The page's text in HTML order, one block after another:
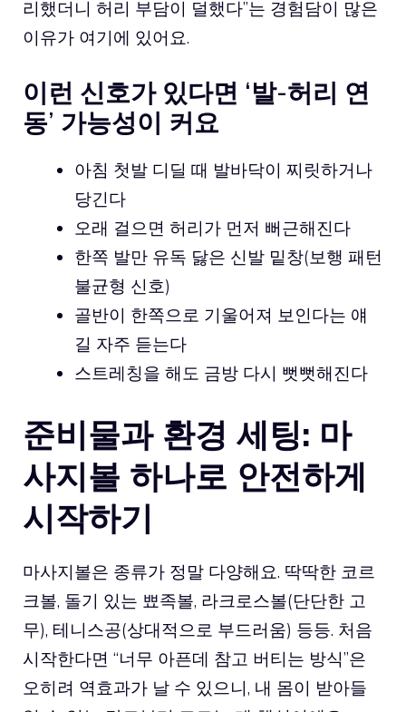
리했더니 허리 부담이 덜했다”는 경험담이 많은
이유가 여기에 있어요.
이런 신호가 있다면 ‘발-허리 연
동’ 가능성이 커요
아침 첫발 디딜 때 발바닥이 찌릿하거나
당긴다
오래 걸으면 허리가 먼저 뻐근해진다
한쪽 발만 유독 닳은 신발 밑창(보행 패턴
불균형 신호)
골반이 한쪽으로 기울어져 보인다는 얘
길 자주 듣는다
스트레칭을 해도 금방 다시 뻣뻣해진다
준비물과 환경 세팅: 마
사지볼 하나로 안전하게
시작하기
마사지볼은 종류가 정말 다양해요. 딱딱한 코르
크볼, 돌기 있는 뾰족볼, 라크로스볼(단단한 고
무), 테니스공(상대적으로 부드러움) 등등. 처음
시작한다면 “너무 아픈데 참고 버티는 방식”은
오히려 역효과가 날 수 있으니, 내 몸이 받아들